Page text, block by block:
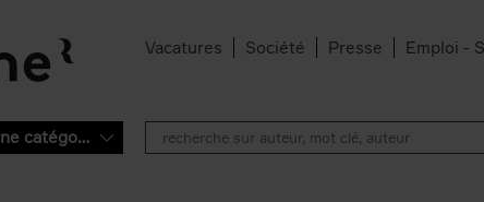
Vacatures Société Presse Emploi -
Sélectionnez une catégorie